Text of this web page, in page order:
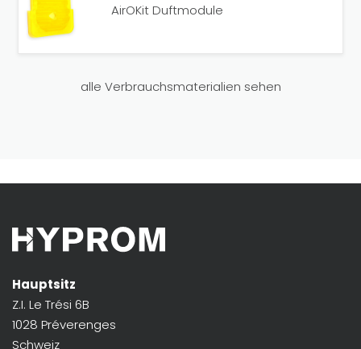
AirOKit Duftmodule
alle Verbrauchsmaterialien sehen
Hauptsitz
Z.I. Le Trési 6B
1028 Préverenges
Schweiz